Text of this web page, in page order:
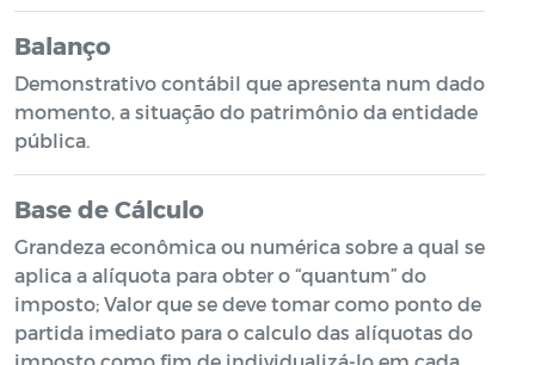
Balanço
Demonstrativo contábil que apresenta num dado
momento, a situação do patrimônio da entidade
pública.
Base de Cálculo
Grandeza econômica ou numérica sobre a qual se
aplica a alíquota para obter o “quantum” do
imposto; Valor que se deve tomar como ponto de
partida imediato para o calculo das alíquotas do